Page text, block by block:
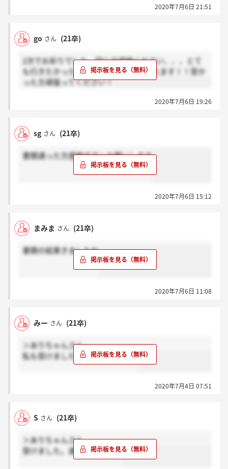
2020年7月6日 21:51
go さん (21卒)
2次でお祈りでした、同じ方感謝ください、、、とて
も行きたかったので悔しいけど切り替えます！！受か
った方頑張ってください！
2020年7月6日 19:26
sg さん (21卒)
書類通った方感謝ボタンお願いします
2020年7月6日 15:12
まみま さん (21卒)
書類の結果きましたね
2020年7月6日 11:08
みー さん (21卒)
＞ありちゃんさん
私も受けました！結果待ちです！
2020年7月4日 07:51
S さん (21卒)
＞ありちゃんさん
受けました。連絡待ちです！